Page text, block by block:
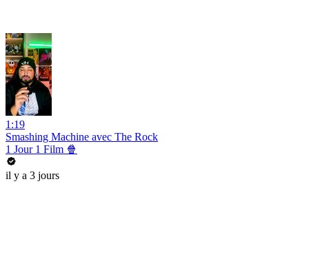
1:19
Smashing Machine avec The Rock
1 Jour 1 Film 🍿
il y a 3 jours